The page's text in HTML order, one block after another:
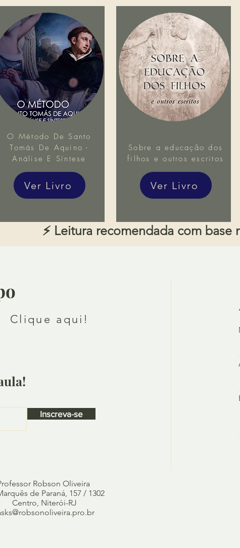
⚡ Leitura recomendada com base
O Método De Santo
Tomás De Aquino -
Análise E Síntese
Ver Livro
Sobre a educação dos
filhos e outros escritos
Ver Livro
Clique aqui!
Inscreva-se
Robson Oliveira
de Paraná, 157 / 1302
Centro, Niterói-RJ